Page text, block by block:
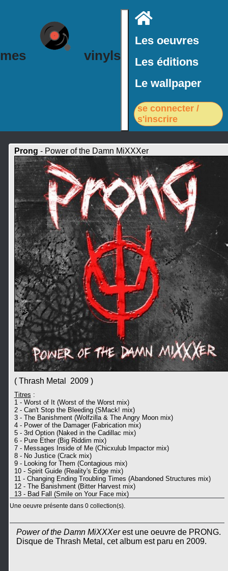
mes vinyls
Accueil
Les oeuvres
Les éditions
Le wallpaper
se connecter /
s'inscrire
Prong - Power of the Damn MiXXXer
( Thrash Metal 2009 )
Titres :
1 - Worst of It (Worst of the Worst mix)
2 - Can't Stop the Bleeding (SMack! mix)
3 - The Banishment (Wolfzilla & The Angry Moon mix)
4 - Power of the Damager (Fabrication mix)
5 - 3rd Option (Naked in the Cadillac mix)
6 - Pure Ether (Big Riddim mix)
7 - Messages Inside of Me (Chicxulub Impactor mix)
8 - No Justice (Crack mix)
9 - Looking for Them (Contagious mix)
10 - Spirit Guide (Reality's Edge mix)
11 - Changing Ending Troubling Times (Abandoned Structures mix)
12 - The Banishment (Bitter Harvest mix)
13 - Bad Fall (Smile on Your Face mix)
Une oeuvre présente dans 0 collection(s).
Power of the Damn MiXXXerest une oeuvre de PRONG.
Disque de Thrash Metal, cet album est paru en 2009.